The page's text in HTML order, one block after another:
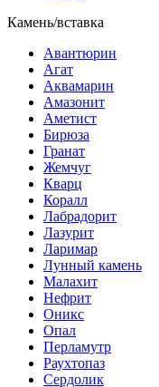
Камень/вставка
Авантюрин
Агат
Аквамарин
Амазонит
Аметист
Бирюза
Гранат
Жемчуг
Кварц
Коралл
Лабрадорит
Лазурит
Ларимар
Лунный камень
Малахит
Нефрит
Оникс
Опал
Перламутр
Раухтопаз
Сердолик